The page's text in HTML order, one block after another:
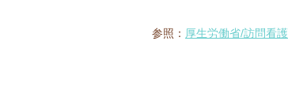
参照： 厚生労働省/訪問看護